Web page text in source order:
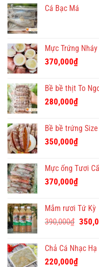
Cá Bạc Má
Mực Trứng Nháy
370,000₫
Bề bề thịt To
280,000₫
Bề bề trứng Size
350,000₫
Mực ống Tươi
370,000₫
Mắm rươi Tứ Kỳ
390,000₫ Giá
Chả Cá Nhạc
220,000₫